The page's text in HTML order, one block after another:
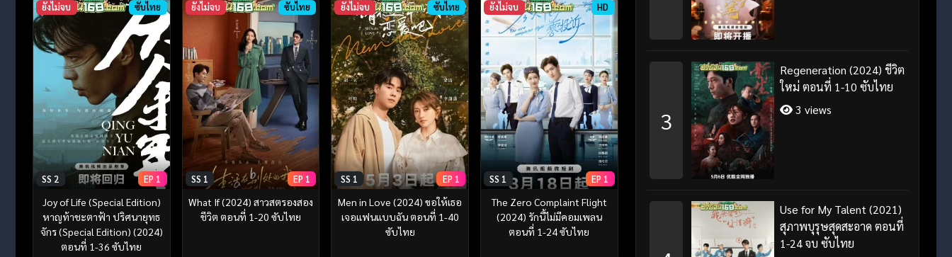
ยังไม่จบ ซับไทย
SS 2 EP 1
Joy of Life (Special Edition)
หาญท้าชะตาฟ้า ปริศนายุทธ
จักร (Special Edition) (2024)
ตอนที่ 1-36 ซับไทย
ยังไม่จบ ซับไทย
SS 1 EP 1
What If (2024) สาวสตรองสอง
ชีวิต ตอนที่ 1-20 ซับไทย
ยังไม่จบ ซับไทย
SS 1 EP 1
Men in Love (2024) ขอให้เธอ
เจอแฟนแบบฉัน ตอนที่ 1-40
ซับไทย
ยังไม่จบ HD
SS 1 EP 1
The Zero Complaint Flight
(2024) รักนี้ไม่มีคอมเพลน
ตอนที่ 1-24 ซับไทย
3
Regeneration (2024) ชีวิต
ใหม่ ตอนที่ 1-10 ซับไทย
3 views
Use for My Talent (2021)
สุภาพบุรุษสุดสะอาด ตอนที่
1-24 จบ ซับไทย